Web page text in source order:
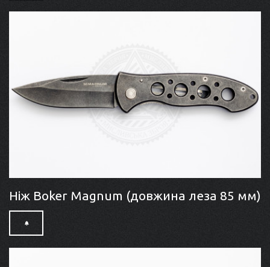
Ніж Boker Magnum (довжина леза 85 мм)